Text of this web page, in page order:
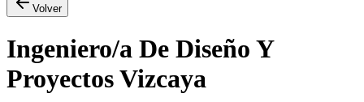
Volver
Ingeniero/a De Diseño Y
Proyectos Vizcaya